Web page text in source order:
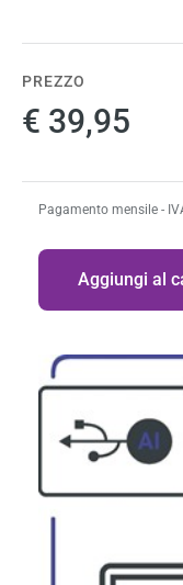
PREZZO
€ 39,95
Pagamento mensile -
Aggiungi al